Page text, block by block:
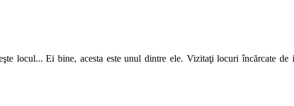
locul... Ei bine, acesta este unul dintre ele. Vizitaţi locuri încărcate